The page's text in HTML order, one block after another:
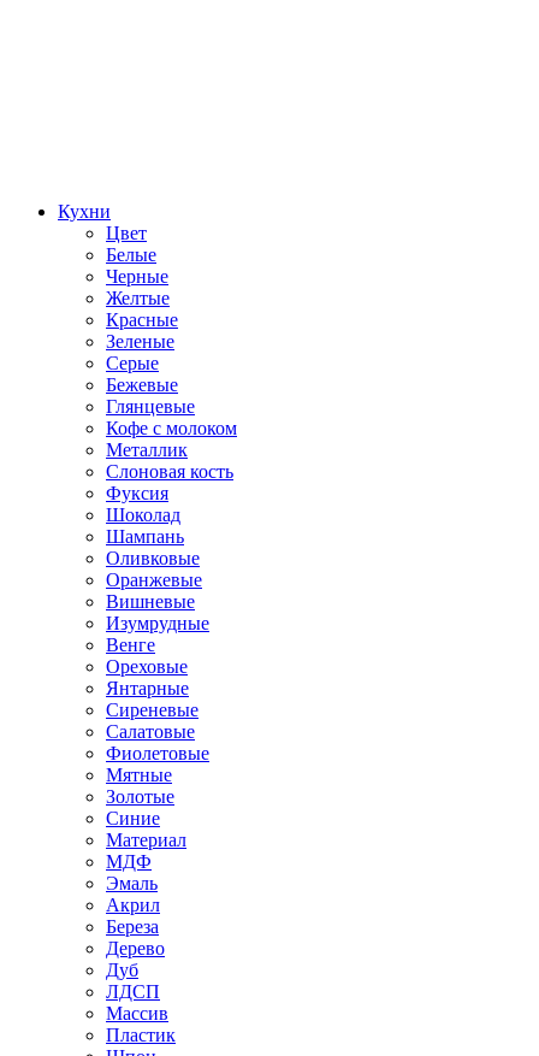
Кухни
Цвет
Белые
Черные
Желтые
Красные
Зеленые
Серые
Бежевые
Глянцевые
Кофе с молоком
Металлик
Слоновая кость
Фуксия
Шоколад
Шампань
Оливковые
Оранжевые
Вишневые
Изумрудные
Венге
Ореховые
Янтарные
Сиреневые
Салатовые
Фиолетовые
Мятные
Золотые
Синие
Материал
МДФ
Эмаль
Акрил
Береза
Дерево
Дуб
ЛДСП
Массив
Пластик